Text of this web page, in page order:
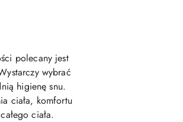
polecany jest
wybrać
higienę snu.
ciała, komfortu
ciała.